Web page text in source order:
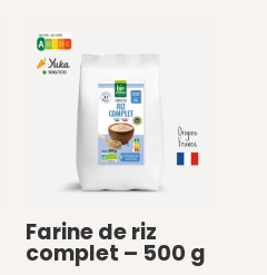
Farine de riz
complet – 500 g